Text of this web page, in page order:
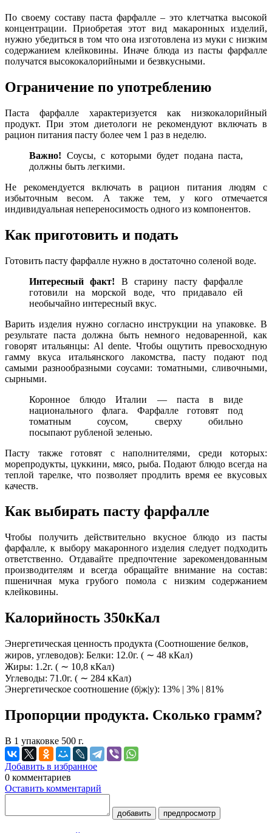
По своему составу паста фарфалле – это клетчатка высокой
концентрации. Приобретая этот вид макаронных изделий,
нужно убедиться в том что она изготовлена из муки с низким
содержанием клейковины. Иначе блюда из пасты фарфалле
получатся высококалорийными и безвкусными.
Ограничение по употреблению
Паста фарфалле характеризуется как низкокалорийный
продукт. При этом диетологи не рекомендуют включать в
рацион питания пасту более чем 1 раз в неделю.
Важно! Соусы, с которыми будет подана паста,
должны быть легкими.
Не рекомендуется включать в рацион питания людям с
избыточным весом. А также тем, у кого отмечается
индивидуальная непереносимость одного из компонентов.
Как приготовить и подать
Готовить пасту фарфалле нужно в достаточно соленой воде.
Интересныйфакт! В старину пасту фарфалле
готовили на морской воде, что придавало ей
необычайно интересный вкус.
Варить изделия нужно согласно инструкции на упаковке. В
результате паста должна быть немного недоваренной, как
говорят итальянцы: Al dente. Чтобы ощутить превосходную
гамму вкуса итальянского лакомства, пасту подают под
самыми разнообразными соусами: томатными, сливочными,
сырными.
Коронное блюдо Италии — паста в виде
национального флага. Фарфалле готовят под
томатным соусом, сверху обильно
посыпают рубленой зеленью.
Пасту также готовят с наполнителями, среди которых:
морепродукты, цуккини, мясо, рыба. Подают блюдо всегда на
теплой тарелке, что позволяет продлить время ее вкусовых
качеств.
Как выбирать пасту фарфалле
Чтобы получить действительно вкусное блюдо из пасты
фарфалле, к выбору макаронного изделия следует подходить
ответственно. Отдавайте предпочтение зарекомендованным
производителям и всегда обращайте внимание на состав:
пшеничная мука грубого помола с низким содержанием
клейковины.
Калорийность 350кКал
Энергетическая ценность продукта (Соотношение белков,
жиров, углеводов): Белки: 12.0г. ( ∼ 48 кКал)
Жиры: 1.2г. ( ∼ 10,8 кКал)
Углеводы: 71.0г. ( ∼ 284 кКал)
Энергетическое соотношение (б|ж|у): 13% | 3% | 81%
Пропорции продукта. Сколько грамм?
В 1 упаковке 500 г.
Добавить в избранное
0 комментариев
Оставить комментарий
добавить предпросмотр